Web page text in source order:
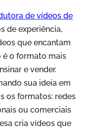
de vídeos de
de experiência,
que encantam
é o formato mais
e vender.
sua ideia em
os formatos: redes
ou comerciais
cria vídeos que